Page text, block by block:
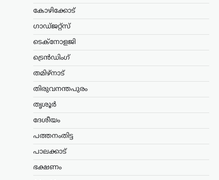
കോഴിക്കോട്
ഗാഡ്ജറ്റ്സ്
ടെക്നോളജി
ട്രെൻഡിംഗ്
തമിഴ്നാട്
തിരുവനന്തപുരം
തൃശൂർ
ദേശീയം
പത്തനംതിട്ട
പാലക്കാട്
ഭക്ഷണം
കേരള-അമേരിക്ക
സഹകരണ
സാധ്യതകൾക്ക് പുതിയ
വഴികൾ; സെർജിയോ
ഗോറുമായി
മുഖ്യമന്ത്രിയുടെ
ന്യൂസ് ഡെസ്ക്
സെർജിയോ ഗോറുമായി മുഖ്യമന്ത്രി
കൊച്ചിയിലെ ഒരു സ്വകാര്യ ഹോട്ടലിൽ
നടന്ന കൂടിക്കാഴ്ചയിൽ ചീഫ്